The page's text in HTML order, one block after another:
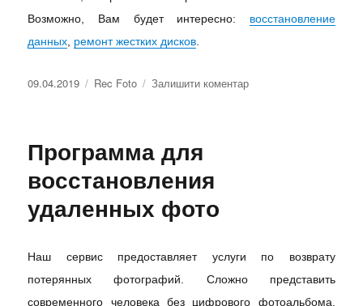
Возможно, Вам будет интересно: восстановление
данных, ремонт жестких дисков.
09.04.2019 Rec Foto Залишити коментар
Программа для
восстановления
удаленных фото
Наш сервис предоставляет услуги по возврату
потерянных фотографий. Сложно представить
современного человека без цифрового фотоальбома.